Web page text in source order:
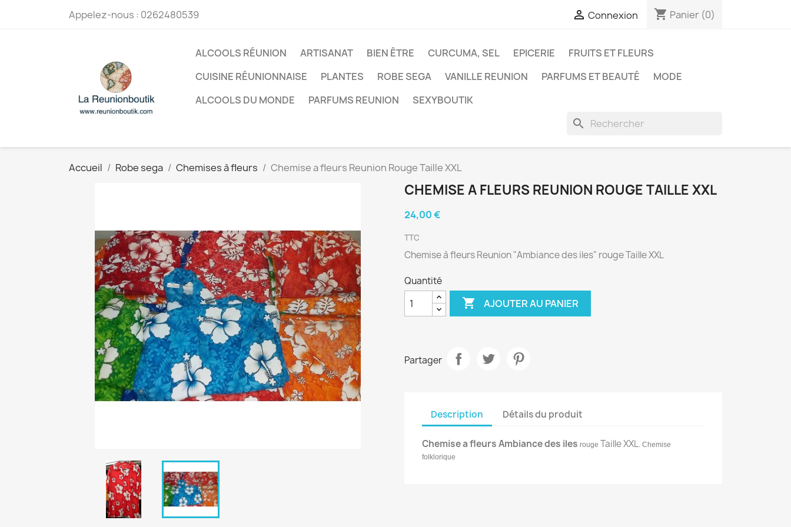
Appelez-nous : 0262480539  Connexion shopping_cart Panier (0)
ALCOOLS RÉUNION ARTISANAT BIEN ÊTRE CURCUMA, SEL EPICERIE
FRUITS ET FLEURS
CUISINE RÉUNIONNAISE
PLANTES ROBE SEGA VANILLE REUNION PARFUMS ET BEAUTÉ
MODE
ALCOOLS DU MONDE
PARFUMS REUNION SEXYBOUTIK
search
Accueil Robe sega Chemises à fleurs Chemise a fleurs Reunion Rouge Taille XXL
CHEMISE A FLEURS REUNION ROUGE TAILLE XXL
24,00 €
TTC
Chemise à fleurs Reunion "Ambiance des iles" rouge Taille XXL
Quantité
 AJOUTER AU PANIER
Partager
Description Détails du produit
Chemise a fleursAmbiance des iles rouge Taille XXL. Chemise
folklorique